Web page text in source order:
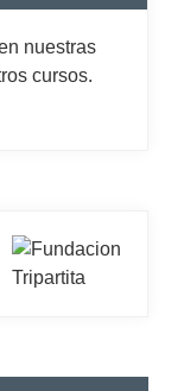
nuestras
cursos.